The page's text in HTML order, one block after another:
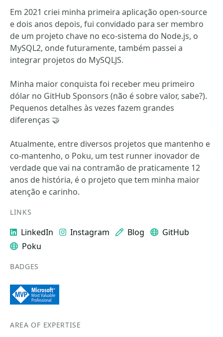
Em 2021 criei minha primeira aplicação open-source
e dois anos depois, fui convidado para ser membro
de um projeto chave no eco-sistema do Node.js, o
MySQL2, onde futuramente, também passei a
integrar projetos do MySQLJS.
Minha maior conquista foi receber meu primeiro
dólar no GitHub Sponsors (não é sobre valor, sabe?).
Pequenos detalhes às vezes fazem grandes
diferenças 🤝
Atualmente, entre diversos projetos que mantenho e
co-mantenho, o Poku, um test runner inovador de
verdade que vai na contramão de praticamente 12
anos de história, é o projeto que tem minha maior
atenção e carinho.
LINKS
LinkedIn Instagram Blog
GitHub
Poku
BADGES
AREA OF EXPERTISE